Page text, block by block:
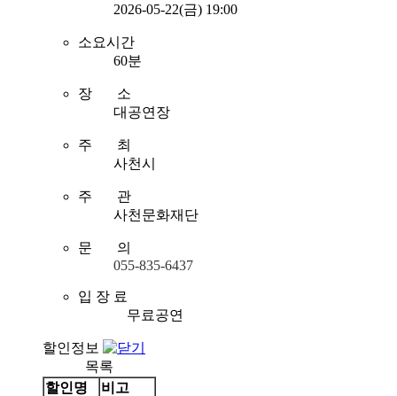
2026-05-22(금) 19:00
소요시간
60분
장 소
대공연장
주 최
사천시
주 관
사천문화재단
문 의
055-835-6437
입 장 료
무료공연
할인정보
목록
할인명
비고